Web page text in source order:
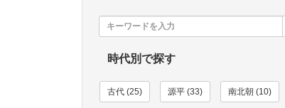
時代別で探す
古代 (25) 源平 (33) 南北朝 (10)